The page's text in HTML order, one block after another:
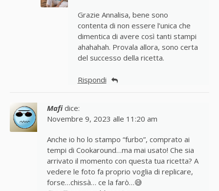
Grazie Annalisa, bene sono
contenta di non essere l’unica che
dimentica di avere così tanti stampi
ahahahah. Provala allora, sono certa
del successo della ricetta.
Rispondi
Mafi dice:
Novembre 9, 2023 alle 11:20 am
Anche io ho lo stampo “furbo”, comprato ai
tempi di Cookaround…ma mai usato! Che sia
arrivato il momento con questa tua ricetta? A
vedere le foto fa proprio voglia di replicare,
forse…chissà… ce la farò…😅